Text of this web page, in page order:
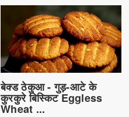
बेक्ड ठेकुआ - गुड़-आटे के
कुरकुरे बिस्किट Eggless
Wheat ...